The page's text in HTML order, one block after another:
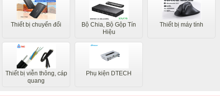
Thiết bị chuyển đổi
Bộ Chia, Bộ Gộp Tín
Hiệu
Thiết bị máy tính
Thiết bị viễn thông, cáp
quang
Phụ kiện DTECH